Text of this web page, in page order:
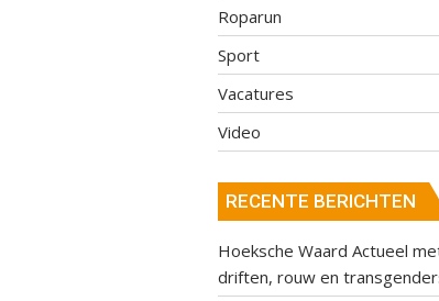
Roparun
Sport
Vacatures
Video
RECENTE BERICHTEN
Hoeksche Waard Actueel
driften, rouw en